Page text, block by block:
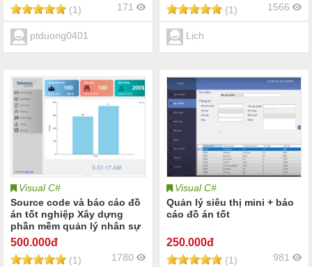
(1) 171
ptduong0401
(1) 1566
Lịch
Visual C#
Source code và báo cáo đồ
án tốt nghiệp Xây dựng
phần mềm quản lý nhân sự
tiền lương tại công ty Tinh
Hoa Solutions
500.000đ
(1) 1780
Visual C#
Quản lý siêu thị mini + báo
cáo đồ án tốt
250.000đ
(1) 981